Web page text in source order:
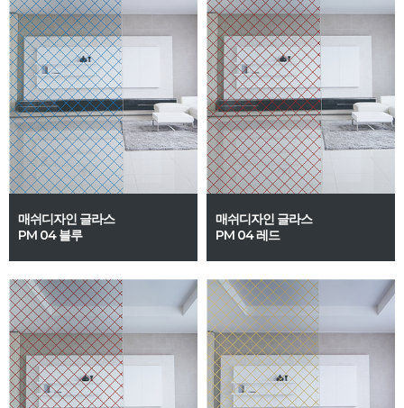
매쉬디자인 글라스
PM 04 블루
매쉬디자인 글라스
PM 04 레드